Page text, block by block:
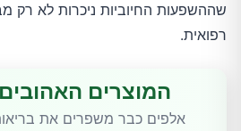
שההשפעות החיוביות ניכרות לא רק
רפואית.
המוצרים
אלפים כבר משפרים את